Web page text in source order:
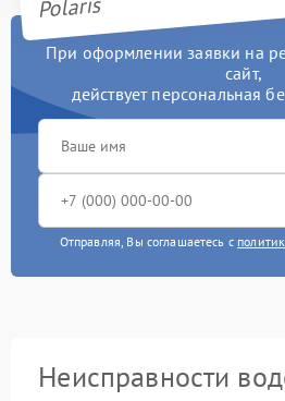
Polaris
При оформлении заявки на
сайт,
действует персональная
Отправляя, Вы соглашаетесь с
Неисправности